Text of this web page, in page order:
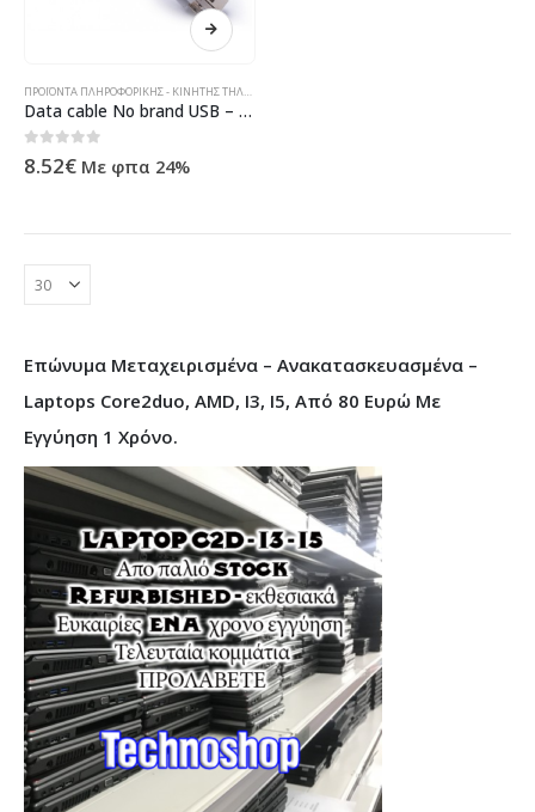
Data cable No brand USB – micro USB, Flat, illuminated, 1m – 14253
0out of 5
8.52€ Με φπα 24%
Επώνυμα Μεταχειρισμένα – Ανακατασκευασμένα –
Laptops Core2duo, AMD, I3, I5, Από 80 Ευρώ Με
Εγγύηση 1 Χρόνο.